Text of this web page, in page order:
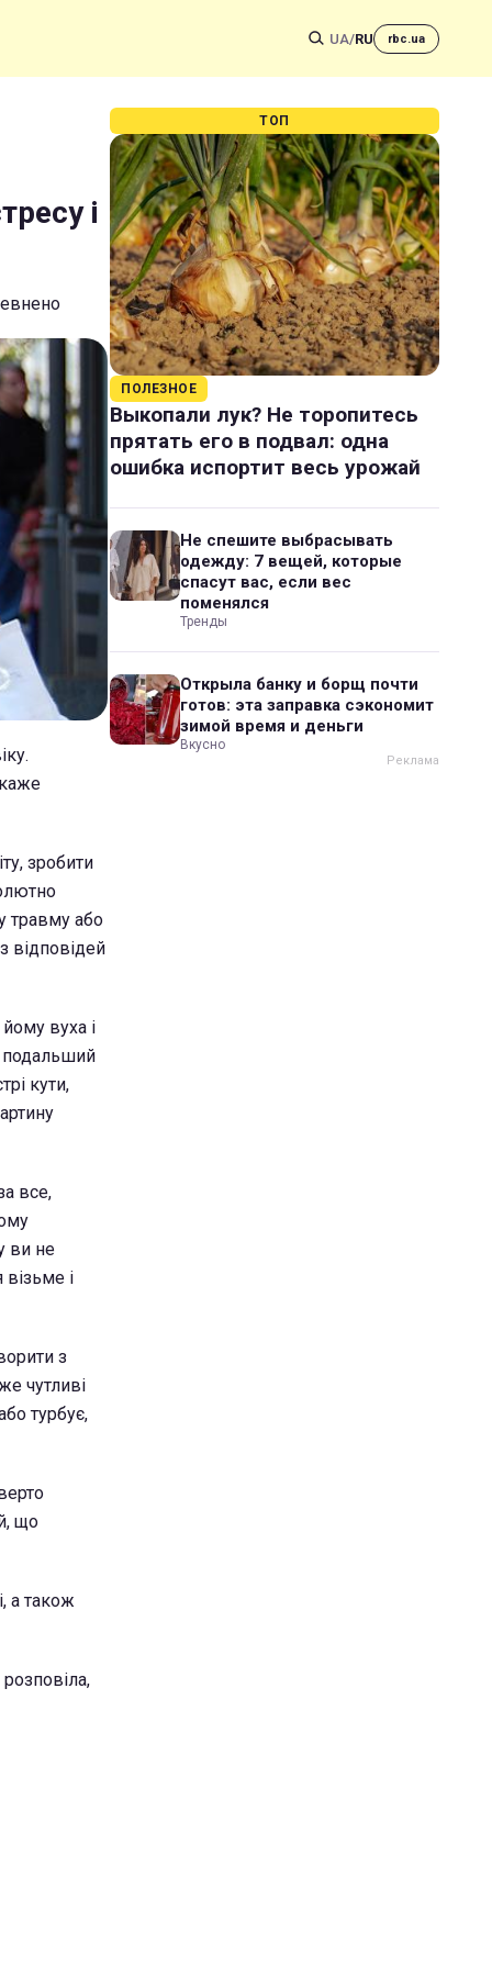
UA/RU rbc.ua
і
зробити
травму або
відповідей
вуха і
подальший
кути,
все,
ви не
і
з
чутливі
турбує,
що
а також
ТОП
ПОЛЕЗНОЕ
Выкопали лук? Не торопитесь
прятать его в подвал: одна
ошибка испортит весь урожай
Не спешите выбрасывать
одежду: 7 вещей, которые
спасут вас, если вес
поменялся
Тренды
Открыла банку и борщ почти
готов: эта заправка сэкономит
зимой время и деньги
Вкусно